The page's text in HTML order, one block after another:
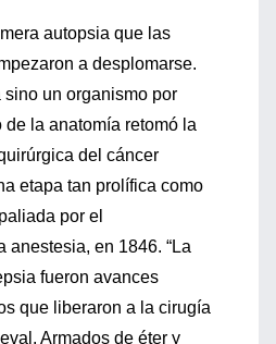
autopsia que las
a desplomarse.
un organismo por
la anatomía retomó la
del cáncer
etapa tan prolífica como
por el
anestesia, en 1846. “La
fueron avances
que liberaron a la cirugía
Armados de éter y